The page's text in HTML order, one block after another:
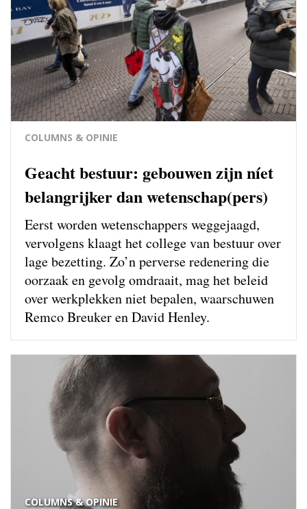
COLUMNS & OPINIE
Geacht bestuur: gebouwen zijn níet
belangrijker dan wetenschap(pers)
Eerst worden wetenschappers weg­gejaagd,
vervolgens klaagt het college van bestuur over
lage bezetting. Zo’n perverse redenering die
oorzaak en gevolg omdraait, mag het beleid
over werkplekken niet bepalen, waarschuwen
Remco Breuker en David Henley.
COLUMNS & OPINIE